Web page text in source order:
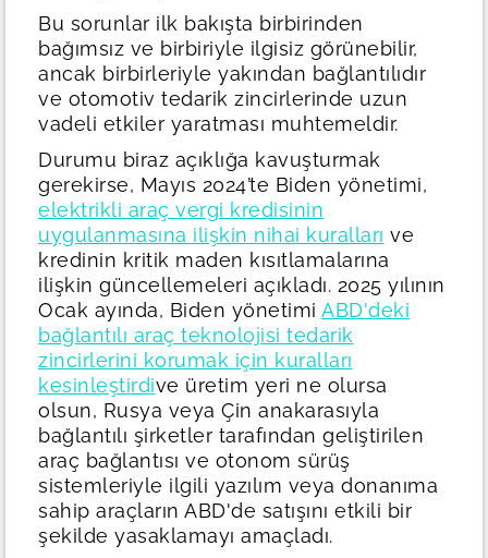
Bu sorunlar ilk bakışta birbirinden
bağımsız ve birbiriyle ilgisiz görünebilir,
ancak birbirleriyle yakından bağlantılıdır
ve otomotiv tedarik zincirlerinde uzun
vadeli etkiler yaratması muhtemeldir.
Durumu biraz açıklığa kavuşturmak
gerekirse, Mayıs 2024’te Biden yönetimi,
elektrikli araç vergi kredisinin
uygulanmasına ilişkin nihai kuralları ve
kredinin kritik maden kısıtlamalarına
ilişkin güncellemeleri açıkladı. 2025 yılının
Ocak ayında, Biden yönetimi ABD'deki
bağlantılı araç teknolojisi tedarik
zincirlerini korumak için kuralları
kesinleştirdive üretim yeri ne olursa
olsun, Rusya veya Çin anakarasıyla
bağlantılı şirketler tarafından geliştirilen
araç bağlantısı ve otonom sürüş
sistemleriyle ilgili yazılım veya donanıma
sahip araçların ABD'de satışını etkili bir
şekilde yasaklamayı amaçladı.